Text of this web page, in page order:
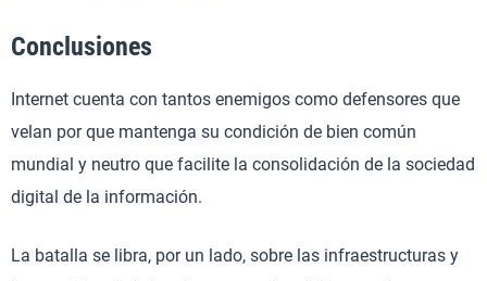
Conclusiones
Internet cuenta con tantos enemigos como defensores que
velan por que mantenga su condición de bien común
mundial y neutro que facilite la consolidación de la sociedad
digital de la información.
La batalla se libra, por un lado, sobre las infraestructuras y